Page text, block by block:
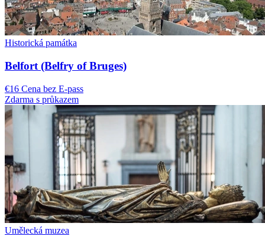
Historická památka
Belfort (Belfry of Bruges)
€16 Cena bez E-pass
Zdarma s průkazem
Umělecká muzea